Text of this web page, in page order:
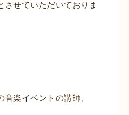
させていただいておりま
音楽イベントの講師、